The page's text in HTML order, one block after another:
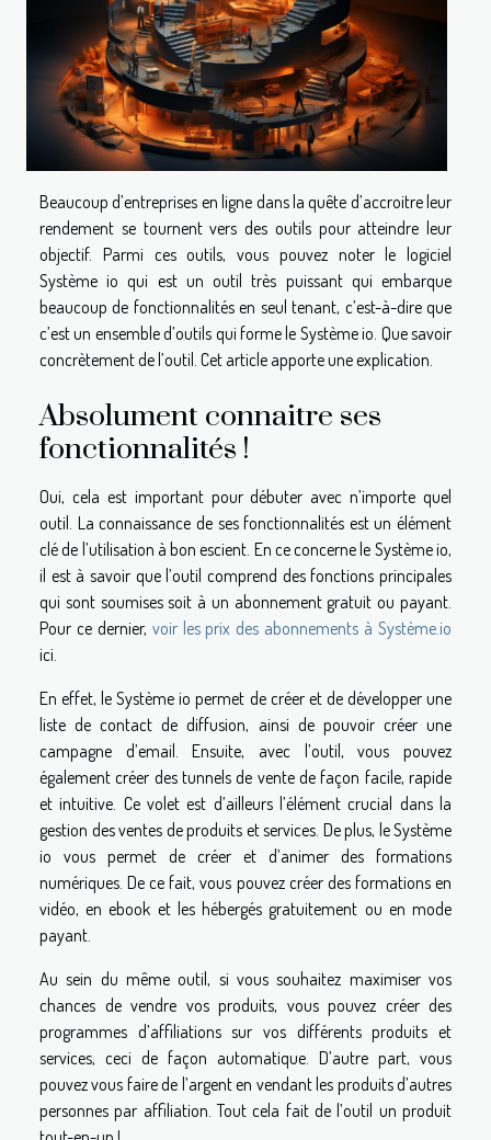
Beaucoup d’entreprises en ligne dans la quête d’accroitre leur
rendement se tournent vers des outils pour atteindre leur
objectif. Parmi ces outils, vous pouvez noter le logiciel
Système io qui est un outil très puissant qui embarque
beaucoup de fonctionnalités en seul tenant, c’est-à-dire que
c’est un ensemble d’outils qui forme le Système io. Que savoir
concrètement de l’outil. Cet article apporte une explication.
Absolument connaitre ses
fonctionnalités !
Oui, cela est important pour débuter avec n’importe quel
outil. La connaissance de ses fonctionnalités est un élément
clé de l’utilisation à bon escient. En ce concerne le Système io,
il est à savoir que l’outil comprend des fonctions principales
qui sont soumises soit à un abonnement gratuit ou payant.
Pour ce dernier, voir les prix des abonnements à Système.io
ici.
En effet, le Système io permet de créer et de développer une
liste de contact de diffusion, ainsi de pouvoir créer une
campagne d’email. Ensuite, avec l’outil, vous pouvez
également créer des tunnels de vente de façon facile, rapide
et intuitive. Ce volet est d’ailleurs l’élément crucial dans la
gestion des ventes de produits et services. De plus, le Système
io vous permet de créer et d’animer des formations
numériques. De ce fait, vous pouvez créer des formations en
vidéo, en ebook et les hébergés gratuitement ou en mode
payant.
Au sein du même outil, si vous souhaitez maximiser vos
chances de vendre vos produits, vous pouvez créer des
programmes d’affiliations sur vos différents produits et
services, ceci de façon automatique. D’autre part, vous
pouvez vous faire de l’argent en vendant les produits d’autres
personnes par affiliation. Tout cela fait de l’outil un produit